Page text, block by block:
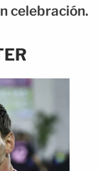
celebración.